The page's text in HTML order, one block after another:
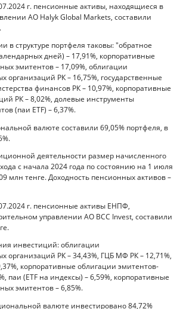
г. пенсионные активы, находящиеся в
АО Halyk Global Markets, составили
в структуре портфеля таковы: "обратное
дней) – 17,91%, корпоративные
эмитентов – 17,09%, облигации
организаций РК – 16,75%, государственные
финансов РК – 10,97%, корпоративные
РК – 8,02%, долевые инструменты
(паи ETF) – 6,37%.
валюте составили 69,05% портфеля, в
деятельности размер начисленного
с начала 2024 года по состоянию на 1 июля
млн тенге. Доходность пенсионных активов –
г. пенсионные активы ЕНПФ,
управлении АО BCC Invest, составили
инвестиций: облигации
организаций РК – 34,43%, ГЦБ МФ РК – 12,71%,
корпоративные облигации эмитентов-
паи (ETF на индексы) – 6,59%, корпоративные
эмитентов – 6,85%.
валюте инвестировано 84,72%